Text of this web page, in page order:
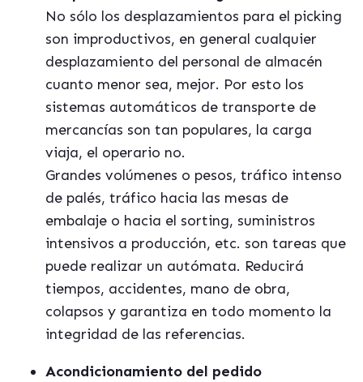
No sólo los desplazamientos para el picking
son improductivos, en general cualquier
desplazamiento del personal de almacén
cuanto menor sea, mejor. Por esto los
sistemas automáticos de transporte de
mercancías son tan populares, la carga
viaja, el operario no.
Grandes volúmenes o pesos, tráfico intenso
de palés, tráfico hacia las mesas de
embalaje o hacia el sorting, suministros
intensivos a producción, etc. son tareas que
puede realizar un autómata. Reducirá
tiempos, accidentes, mano de obra,
colapsos y garantiza en todo momento la
integridad de las referencias.
Acondicionamiento del pedido